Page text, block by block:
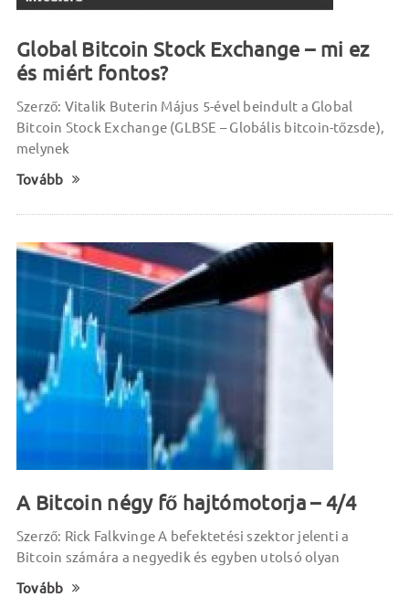
Global Bitcoin Stock Exchange – mi ez
és miért fontos?
Szerző: Vitalik Buterin Május 5-ével beindult a Global
Bitcoin Stock Exchange (GLBSE – Globális bitcoin-tőzsde),
melynek
Tovább
A Bitcoin négy fő hajtómotorja – 4/4
Szerző: Rick Falkvinge A befektetési szektor jelenti a
Bitcoin számára a negyedik és egyben utolsó olyan
Tovább